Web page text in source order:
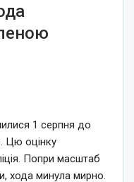
1 серпня до
Цю оцінку
Попри масштаб
хода минула мирно.